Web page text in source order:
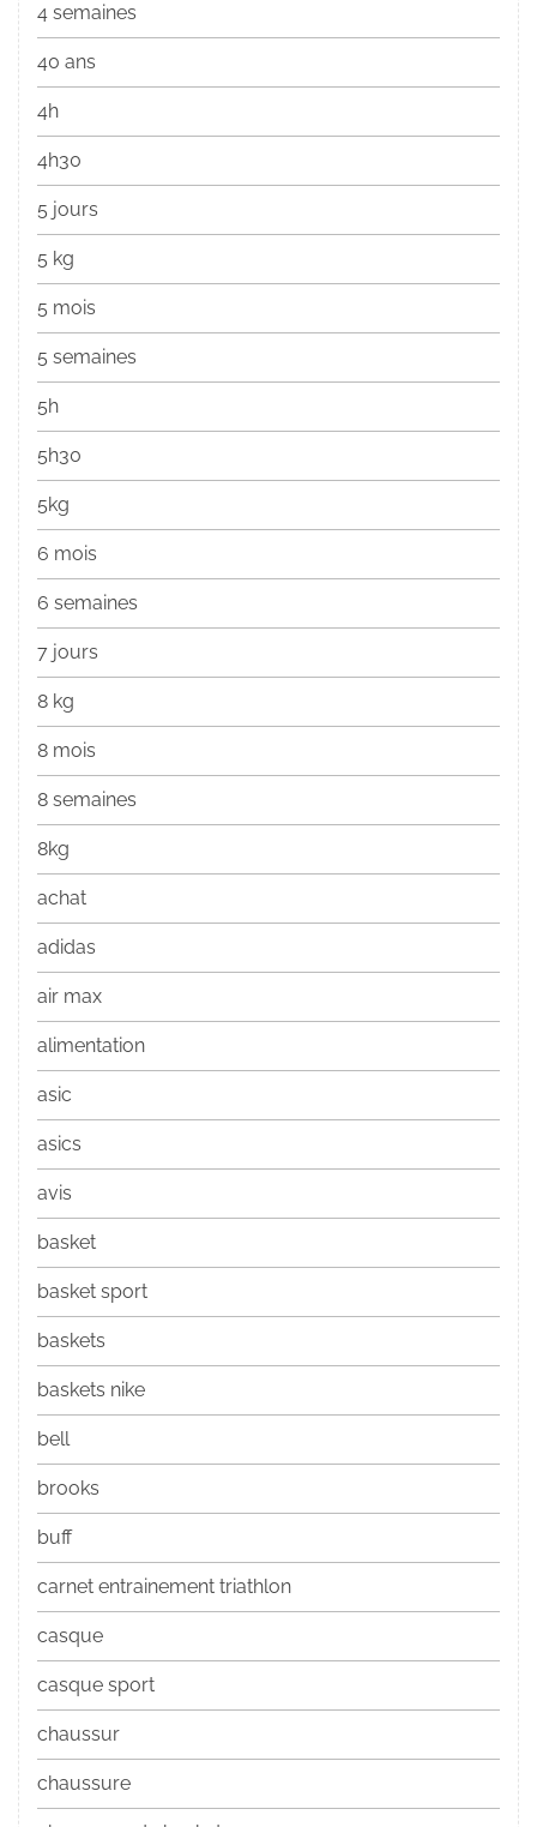
4 semaines
40 ans
4h
4h30
5 jours
5 kg
5 mois
5 semaines
5h
5h30
5kg
6 mois
6 semaines
7 jours
8 kg
8 mois
8 semaines
8kg
achat
adidas
air max
alimentation
asic
asics
avis
basket
basket sport
baskets
baskets nike
bell
brooks
buff
carnet entrainement triathlon
casque
casque sport
chaussur
chaussure